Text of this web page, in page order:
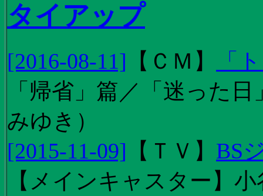
タイアップ
[2016-08-11] 【 ＣＭ 】
「
「帰省」篇／「迷った
みゆき）
[2015-11-09] 【 ＴＶ 】 BS
【メインキャスター】